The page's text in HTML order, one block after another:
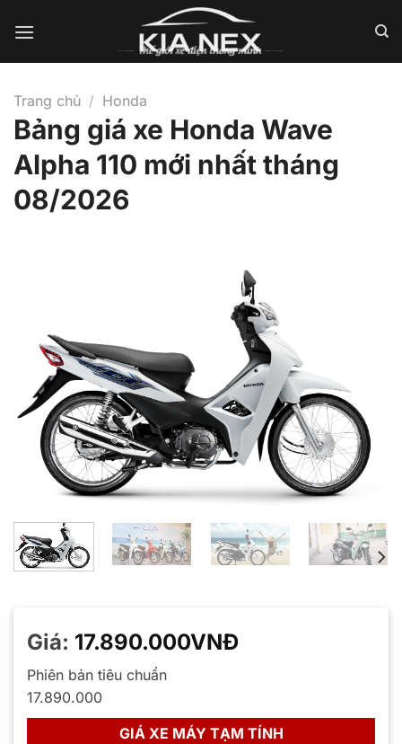
qua
Trang chủ / Honda
Bảng giá xe Honda Wave
Alpha 110 mới nhất tháng
08/2026
Phiên bản tiêu chuẩn
17.890.000
GIÁ XE MÁY TẠM TÍNH
Giá: 17.890.000VNĐ